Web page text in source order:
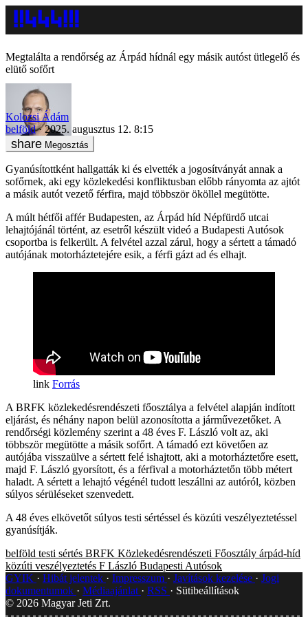
Megtalálta a rendőrség az Árpád hídnál egy másik autóst ütlegelő és
elütő sofőrt
Kolozsi Ádám
belföld
2025. augusztus 12. 8:15
Megosztás
Gyanúsítottként hallgatták ki és elvették a jogosítványát annak a
sofőrnek, aki egy közlekedési konfliktusban előbb rányomta az ajtót
a másik autót vezető férfira, majd többször ököllel megütötte.
A múlt hétfői affér Budapesten, az Árpád híd Népfürdő utcai
lehajtójánál történt, az esetről készült videó a Budapesti Autósok
csoportba is felkerült. A felvétel azzal zárul, hogy a sértett a támadó
autójának motorháztetejére esik, a férfi gázt ad és elhajt.
Forrás
A BRFK közlekedésrendészeti főosztálya a felvétel alapján indított
eljárást, és néhány napon belül azonosította a járművezetőket. A
rendőrségi közlemény szerint a 48 éves F. László volt az, aki
többször megütötte a másik sofőrt. A támadó ezt követően az
autójába visszaülve a sértett felé ishajtott, aki a motorháztetőre esett,
majd F. László gyorsított, és a férfival a motorháztetőn több métert
haladt. A sértett a lehajtó végénél tudott leszállni az autóról, közben
súlyos sérüléseket szenvedett.
A 48 éves elkövetőt súlyos testi sértéssel és közúti veszélyeztetéssel
gyanúsítják.
belföld testi sértés BRFK Közlekedésrendészeti Főosztály árpád-híd
közúti veszélyeztetés F László Budapesti Autósok
GYIK
Hibát jelentek Impresszum Javítások kezelése
Jogi
dokumentumok
Médiaajánlat RSS
Sütibeállítások
© 2026 Magyar Jeti Zrt.